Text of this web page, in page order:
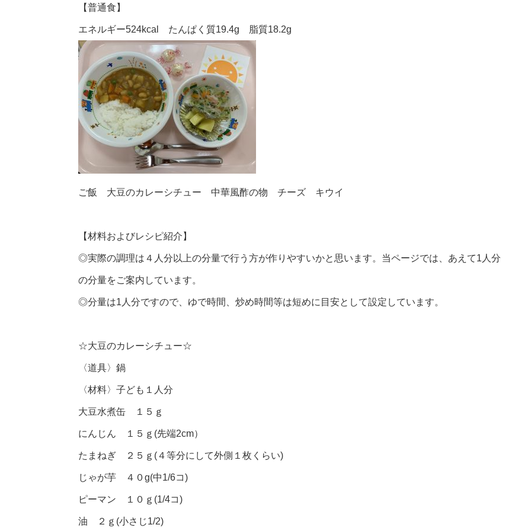
【普通食】
エネルギー524kcal たんぱく質19.4g 脂質18.2g
ご飯 大豆のカレーシチュー 中華風酢の物 チーズ キウイ
【材料およびレシピ紹介】
◎実際の調理は４人分以上の分量で行う方が作りやすいかと思います。当ページでは、あえて1人分
の分量をご案内しています。
◎分量は1人分ですので、ゆで時間、炒め時間等は短めに目安として設定しています。
☆大豆のカレーシチュー☆
〈道具〉 鍋
〈材料〉 子ども１人分
大豆水煮缶 １５ｇ
にんじん １５ｇ(先端2cm）
たまねぎ ２５ｇ(４等分にして外側１枚くらい)
じゃが芋 ４０g(中1/6コ)
ピーマン １０ｇ(1/4コ)
油 ２ｇ(小さじ1/2)